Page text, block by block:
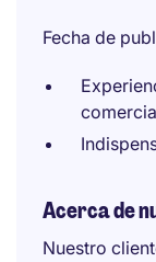
Fecha de
Acerca de
Nuestro